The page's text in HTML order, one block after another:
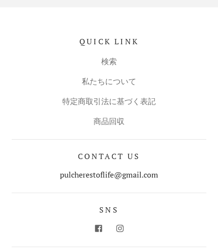
QUICK LINK
検索
私たちについて
特定商取引法に基づく表記
商品回収
CONTACT US
pulcherestoflife@gmail.com
SNS